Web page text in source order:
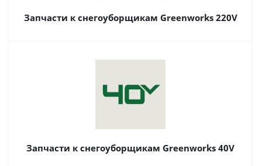
Запчасти к снегоуборщикам Greenworks 220V
Запчасти к снегоуборщикам Greenworks 40V